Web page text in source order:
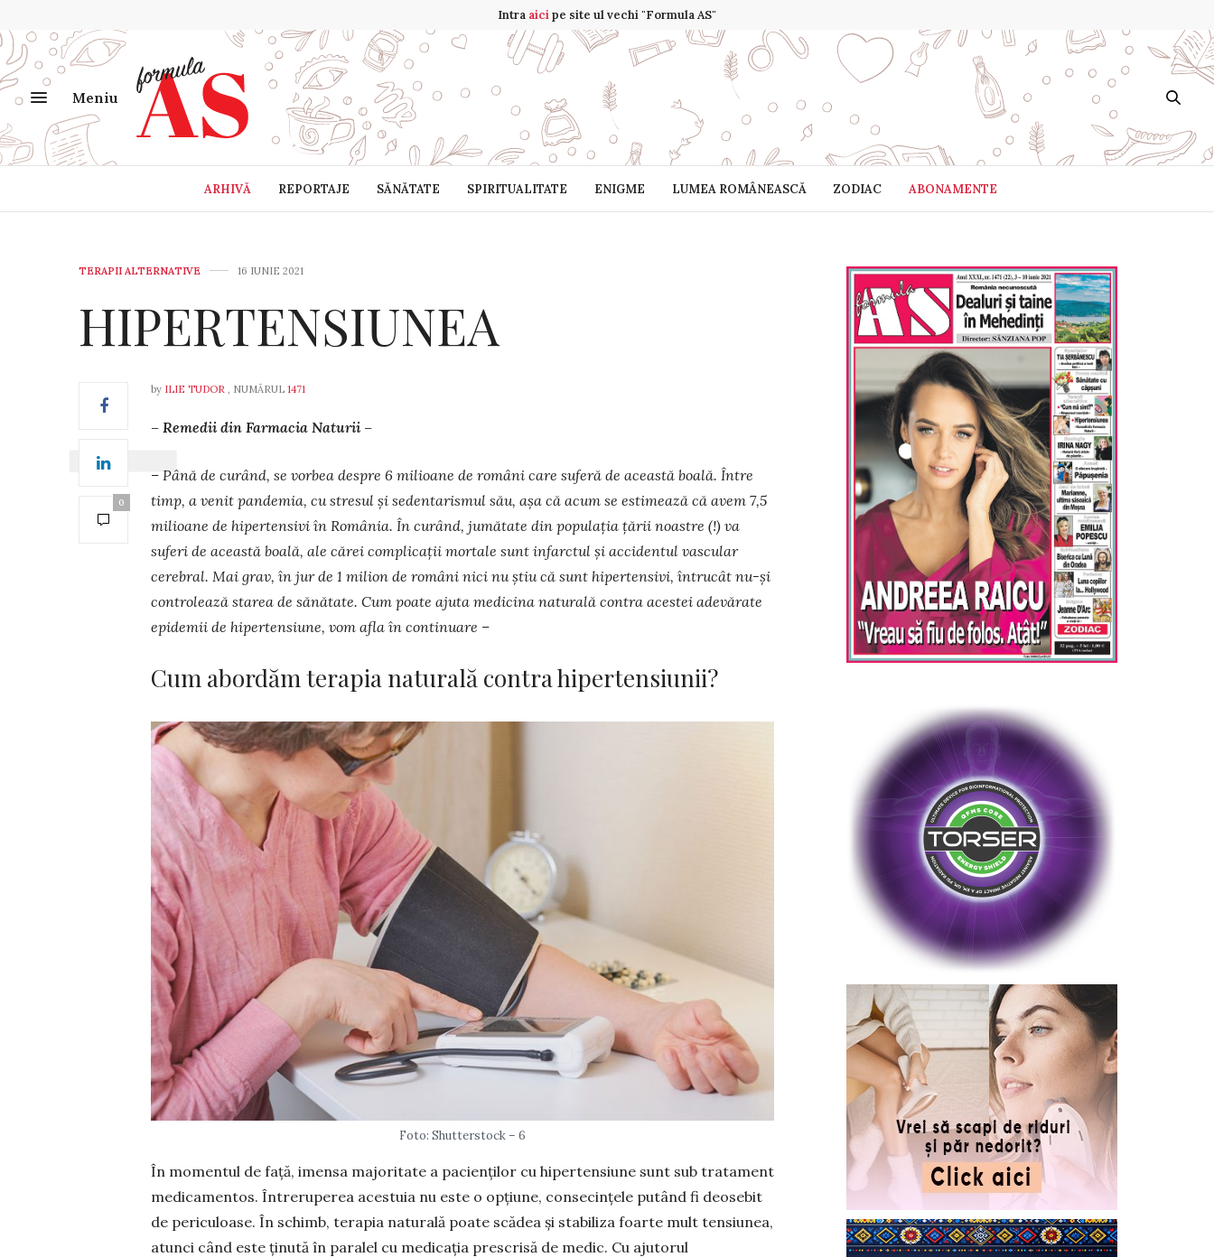
Intra aicipe site ul vechi "Formula AS"
Meniu
ARHIVĂ REPORTAJE SĂNĂTATE SPIRITUALITATE ENIGME LUMEA ROMÂNEASCĂ ZODIAC ABONAMENTE
TERAPII ALTERNATIVE 16 IUNIE 2021
HIPERTENSIUNEA
0
by ILIE TUDOR , NUMĂRUL 1471
– Remedii din Farmacia Naturii –
– Până de curând, se vorbea despre 6 milioane de români care suferă de această boală. Între
timp, a venit pandemia, cu stresul și sedenta­rismul său, așa că acum se estimează că avem 7,5
milioane de hiper­tensivi în România. În curând, jumătate din populația țării noastre (!) va
suferi de această boală, ale cărei complicații mortale sunt infarctul și accidentul vascular
cerebral. Mai grav, în jur de 1 milion de români nici nu știu că sunt hipertensivi, întrucât nu-și
controlează starea de sănătate. Cum poate ajuta medicina naturală contra acestei adevărate
epidemii de hipertensiune, vom afla în continuare –
Cum abordăm terapia naturală contra hipertensiunii?
Foto: Shutterstock – 6
În momentul de față, imensa majoritate a pa­cienților cu hipertensiune sunt sub tratament
me­dicamentos. Întreruperea acestuia nu este o opțiu­ne, consecințele putând fi deosebit
de pericu­loase. În schimb, terapia naturală poate scădea și stabiliza foarte mult tensiunea,
atunci când este ținută în paralel cu medicația prescrisă de medic. Cu ajutorul